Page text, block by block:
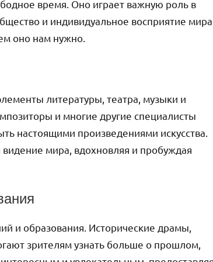
время. Оно играет важную роль в
и индивидуальное восприятие
оно нам нужно.
литературы, театра, музыки и
и многие другие специалисты
настоящими произведениями искусства.
видение мира, вдохновляя и пробуждая
и образования. Исторические драмы,
зрителям узнать больше о прошлом,